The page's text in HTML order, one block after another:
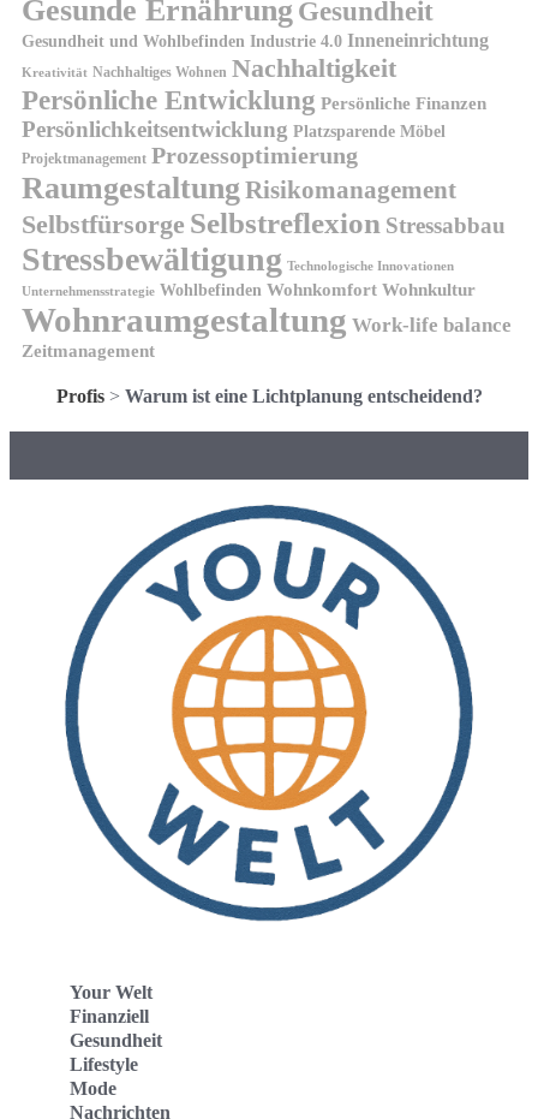
Gesunde Ernährung Gesundheit
Gesundheit und Wohlbefinden Industrie 4.0 Inneneinrichtung
Kreativität Nachhaltiges Wohnen Nachhaltigkeit
Persönliche Entwicklung Persönliche Finanzen
Persönlichkeitsentwicklung Platzsparende Möbel
Projektmanagement Prozessoptimierung
Raumgestaltung Risikomanagement
Selbstfürsorge Selbstreflexion Stressabbau
Stressbewältigung Technologische Innovationen
Unternehmensstrategie Wohlbefinden Wohnkomfort Wohnkultur
Wohnraumgestaltung Work-life balance
Zeitmanagement
Profis> Warum ist eine Lichtplanung entscheidend?
Your Welt
Finanziell
Gesundheit
Lifestyle
Mode
Nachrichten